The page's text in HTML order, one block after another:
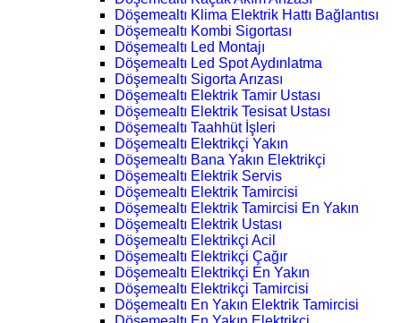
Döşemealtı Klima Elektrik Hattı Bağlantısı
Döşemealtı Kombi Sigortası
Döşemealtı Led Montajı
Döşemealtı Led Spot Aydınlatma
Döşemealtı Sigorta Arızası
Döşemealtı Elektrik Tamir Ustası
Döşemealtı Elektrik Tesisat Ustası
Döşemealtı Taahhüt İşleri
Döşemealtı Elektrikçi Yakın
Döşemealtı Bana Yakın Elektrikçi
Döşemealtı Elektrik Servis
Döşemealtı Elektrik Tamircisi
Döşemealtı Elektrik Tamircisi En Yakın
Döşemealtı Elektrik Ustası
Döşemealtı Elektrikçi Acil
Döşemealtı Elektrikçi Çağır
Döşemealtı Elektrikçi En Yakın
Döşemealtı Elektrikçi Tamircisi
Döşemealtı En Yakın Elektrik Tamircisi